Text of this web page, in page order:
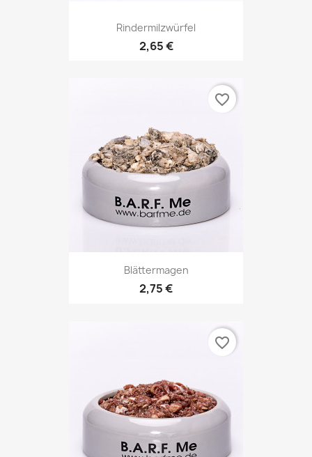
Rindermilzwürfel
2,65 €
Blättermagen
2,75 €
favorite_border
favorite_border